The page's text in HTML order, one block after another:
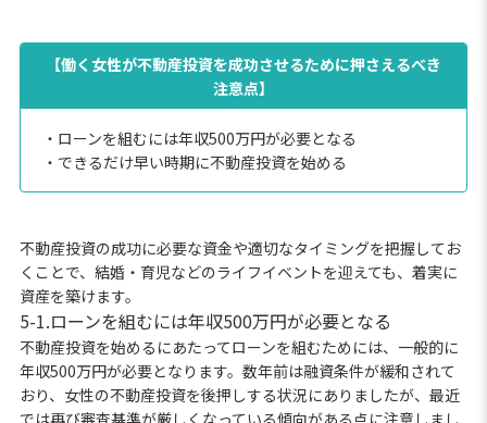
【働く女性が不動産投資を成功させるために押さえるべき
注意点】
・ローンを組むには年収500万円が必要となる
・できるだけ早い時期に不動産投資を始める
不動産投資の成功に必要な資金や適切なタイミングを把握してお
くことで、結婚・育児などのライフイベントを迎えても、着実に
資産を築けます。
5-1.ローンを組むには年収500万円が必要となる
不動産投資を始めるにあたってローンを組むためには、一般的に
年収500万円が必要となります。数年前は融資条件が緩和されて
おり、女性の不動産投資を後押しする状況にありましたが、最近